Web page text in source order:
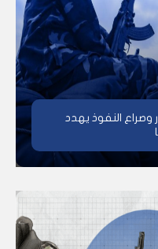
وصراع النفوذ يهدد